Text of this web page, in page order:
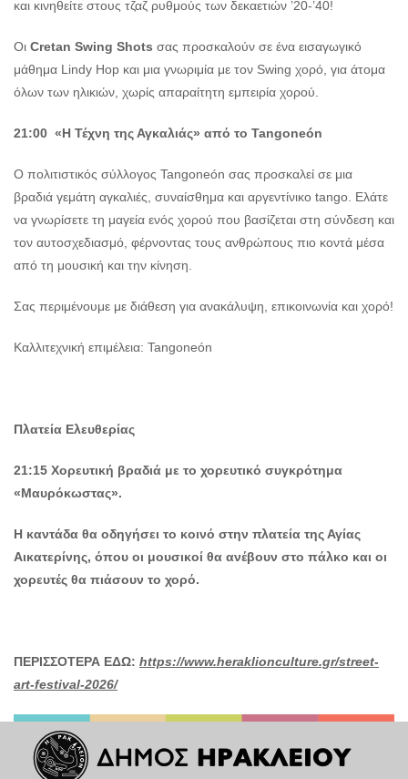
και κινηθείτε στους τζαζ ρυθμούς των δεκαετιών ’20-’40!
Οι Cretan Swing Shots σας προσκαλούν σε ένα εισαγωγικό
μάθημα Lindy Hop και μια γνωριμία με τον Swing χορό, για άτομα
όλων των ηλικιών, χωρίς απαραίτητη εμπειρία χορού.
21:00 «Η Τέχνη της Αγκαλιάς» από το Tangoneón
Ο πολιτιστικός σύλλογος Tangoneón σας προσκαλεί σε μια
βραδιά γεμάτη αγκαλιές, συναίσθημα και αργεντίνικο tango. Ελάτε
να γνωρίσετε τη μαγεία ενός χορού που βασίζεται στη σύνδεση και
τον αυτοσχεδιασμό, φέρνοντας τους ανθρώπους πιο κοντά μέσα
από τη μουσική και την κίνηση.
Σας περιμένουμε με διάθεση για ανακάλυψη, επικοινωνία και χορό!
Καλλιτεχνική επιμέλεια: Tangoneón
Πλατεία Ελευθερίας
21:15 Χορευτική βραδιά με το χορευτικό συγκρότημα
«Μαυρόκωστας».
Η καντάδα θα οδηγήσει το κοινό στην πλατεία της Αγίας
Αικατερίνης, όπου οι μουσικοί θα ανέβουν στο πάλκο και οι
χορευτές θα πιάσουν το χορό.
ΠΕΡΙΣΣΟΤΕΡΑ ΕΔΩ: https://www.heraklionculture.gr/street-
art-festival-2026/